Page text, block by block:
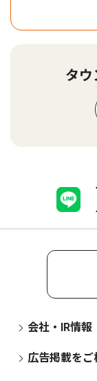
タウ
会社・IR情報
広告掲載を